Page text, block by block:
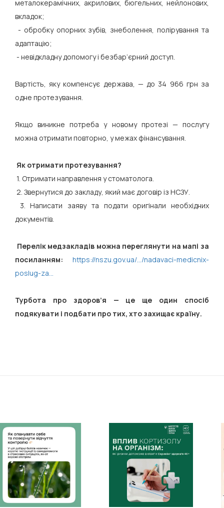
металокерамічних, акрилових, бюгельних, нейлонових,
вкладок;
- обробку опорних зубів, знеболення, полірування та
адаптацію;
- невідкладну допомогу і безбар’єрний доступ.
Вартість, яку компенсує держава, — до 34 966 грн за
одне протезування.
Якщо виникне потреба у новому протезі — послугу
можна отримати повторно, у межах фінансування.
Як отримати протезування?
1. Отримати направлення у стоматолога.
2. Звернутися до закладу, який має договір із НСЗУ.
3. Написати заяву та подати оригінали необхідних
документів.
Перелік медзакладів можна переглянути на мапі за
посиланням: https://nszu.gov.ua/.../nadavaci-medicnix-
poslug-za...
Турбота про здоров’я — це ще один спосіб
подякувати і подбати про тих, хто захищає країну.